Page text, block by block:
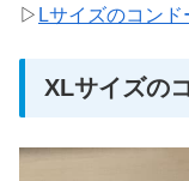
▷ Lサイズのコン
XLサイズの